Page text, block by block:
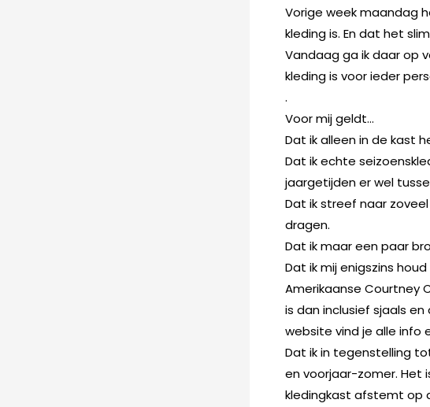
Vorige week maandag
kleding is. En dat het
Vandaag ga ik daar op
kleding is voor ieder
.
Voor mij geldt…
Dat ik alleen in de kast
Dat ik echte
jaargetijden er wel
Dat ik streef naar
dragen.
Dat ik maar een paar
Dat ik mij enigszins
Amerikaanse Courtney
is dan inclusief sjaals
website vind je alle info
Dat ik in tegenstelling
en voorjaar-zomer. Het
kledingkast afstemt op